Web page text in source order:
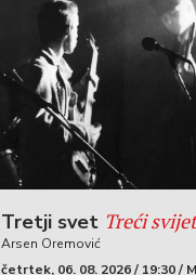
Tretji svet Treći svijet
Arsen Oremović
četrtek, 06. 08. 2026 / 19:30 /